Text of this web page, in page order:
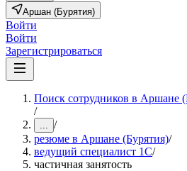
Аршан (Бурятия)
Войти
Войти
Зарегистрироваться
Поиск сотрудников в Аршане
/
... /
резюме в Аршане (Бурятия)/
ведущий специалист 1С/
частичная занятость